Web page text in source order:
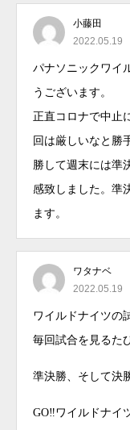
小藤田
2022.05.19
パナソニックワイ
うございます。
正直コロナで中止
回は厳しいなと勝
勝して週末には準
感致しました。準
ます。
ワタナベ
2022.05.19
ワイルドナイツの
毎回試合を見るた
準決勝、そして決
GO‼︎ワイルドナイ